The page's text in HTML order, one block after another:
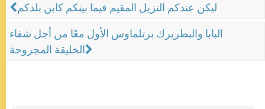
ليكن عندكم النزيل المقيم فيما بينكم كابن بلدكم
البابا والبطريرك برتلماوس الأول معًا من أجل شفاء
الخليقة المجروحة